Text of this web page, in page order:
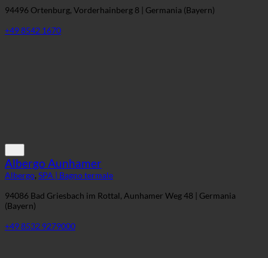
94496 Ortenburg, Vorderhainberg 8 | Germania (Bayern)
+49 8542 1670
Albergo Aunhamer
Albergo, SPA | Bagno termale
94086 Bad Griesbach im Rottal, Aunhamer Weg 48 | Germania
(Bayern)
+49 8532 9279000